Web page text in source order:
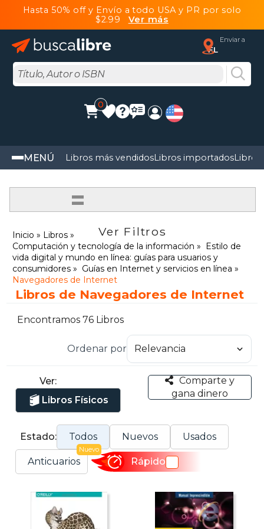
Hasta 50% off y Envío a todo USA y PR por solo
$2.99 Ver más
Enviar a
FL
0
MENÚ Libros más vendidosLibros importadosLibros
=
Ver Filtros
Inicio
Libros
Computación y tecnología de la información
Estilo de
vida digital y mundo en línea: guías para usuarios y
consumidores
Guías en Internet y servicios en línea
Navegadores de Internet
Libros de Navegadores de Internet
Encontramos 76 Libros
Ordenar por
Ver:
Libros Físicos
Comparte y
gana dinero
Estado: Todos Nuevos Usados
Anticuarios
Nuevo
Rápido